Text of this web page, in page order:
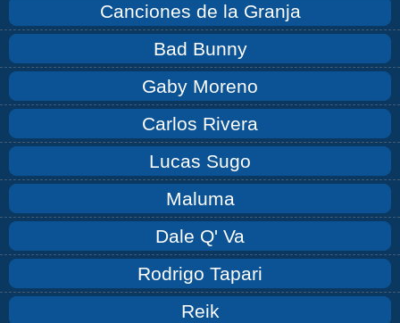
Canciones de la Granja
Bad Bunny
Gaby Moreno
Carlos Rivera
Lucas Sugo
Maluma
Dale Q' Va
Rodrigo Tapari
Reik